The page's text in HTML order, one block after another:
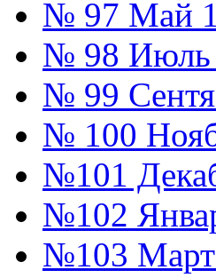
№ 97 Май
№ 98 Июль
№ 99
№ 100
№101
№102
№103 Март